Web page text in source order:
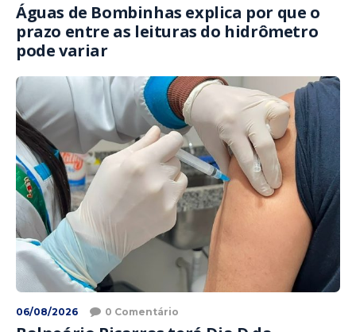
Águas de Bombinhas explica por que o
prazo entre as leituras do hidrômetro
pode variar
06/08/2026 0 Comentário